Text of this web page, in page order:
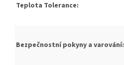
Teplota Tolerance:
Bezpečnostní pokyny a varování: